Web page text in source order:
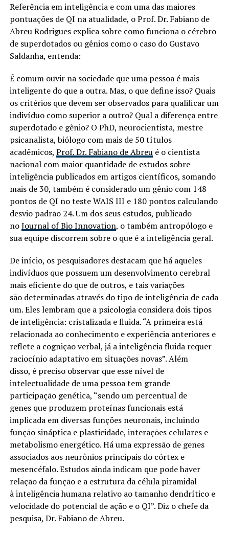
Referência em inteligência e com uma das maiores
pontuações de QI na atualidade, o Prof. Dr. Fabiano de
Abreu Rodrigues explica sobre como funciona o cérebro
de superdotados ou gênios como o caso do Gustavo
Saldanha, entenda:
É comum ouvir na sociedade que uma pessoa é mais
inteligente do que a outra. Mas, o que define isso? Quais
os critérios que devem ser observados para qualificar um
indivíduo como superior a outro? Qual a diferença entre
superdotado e gênio? O PhD, neurocientista, mestre
psicanalista, biólogo com mais de 50 títulos
acadêmicos, Prof. Dr. Fabiano de Abreué o cientista
nacional com maior quantidade de estudos sobre
inteligência publicados em artigos científicos, somando
mais de 30, também é considerado um gênio com 148
pontos de QI no teste WAIS III e 180 pontos calculando
desvio padrão 24. Um dos seus estudos, publicado
noJournal of Bio Innovation, o também antropólogo e
sua equipe discorrem sobre o que é a inteligência geral.
De início, os pesquisadores destacam que há aqueles
indivíduos que possuem um desenvolvimento cerebral
mais eficiente do que de outros, e tais variações
são determinadas através do tipo de inteligência de cada
um. Eles lembram que a psicologia considera dois tipos
de inteligência: cristalizada e fluida. “A primeira está
relacionada ao conhecimento e experiência anteriores e
reflete a cognição verbal, já a inteligência fluida requer
raciocínio adaptativo em situações novas”. Além
disso, é preciso observar que esse nível de
intelectualidade de uma pessoa tem grande
participação genética, “sendo um percentual de
genes que produzem proteínas funcionais está
implicada em diversas funções neuronais, incluindo
função sináptica e plasticidade, interações celulares e
metabolismo energético. Há uma expressão de genes
associados aos neurônios principais do córtex e
mesencéfalo. Estudos ainda indicam que pode haver
relação da função e a estrutura da célula piramidal
à inteligência humana relativo ao tamanho dendrítico e
velocidade do potencial de ação e o QI”. Diz o chefe da
pesquisa, Dr. Fabiano de Abreu.